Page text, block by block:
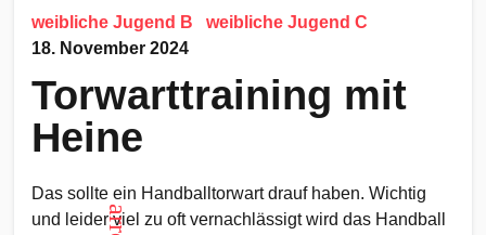
weibliche Jugend B
weibliche Jugend C
18. November 2024
Torwarttraining mit
Heine
Das sollte ein Handballtorwart drauf haben. Wichtig
und leider viel zu oft vernachlässigt wird das Handball